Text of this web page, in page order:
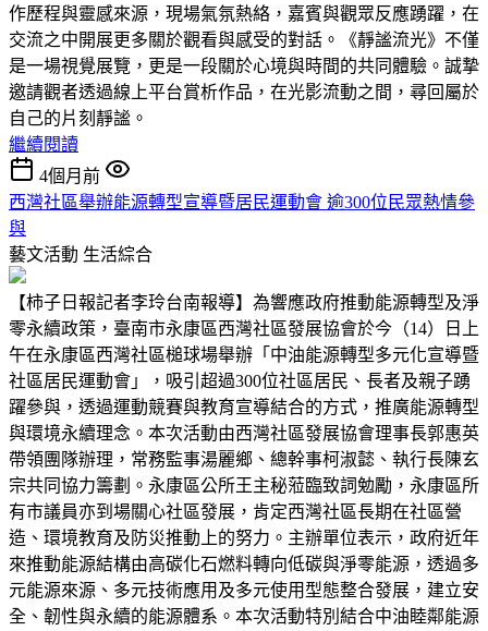
作歷程與靈感來源，現場氣氛熱絡，嘉賓與觀眾反應踴躍，在
交流之中開展更多關於觀看與感受的對話。《靜謐流光》不僅
是一場視覺展覽，更是一段關於心境與時間的共同體驗。誠摯
邀請觀者透過線上平台賞析作品，在光影流動之間，尋回屬於
自己的片刻靜謐。
繼續閱讀
4個月前
西灣社區舉辦能源轉型宣導暨居民運動會 逾300位民眾熱情參
與
藝文活動 生活綜合
【柿子日報記者李玲台南報導】為響應政府推動能源轉型及淨
零永續政策，臺南市永康區西灣社區發展協會於今（14）日上
午在永康區西灣社區槌球場舉辦「中油能源轉型多元化宣導暨
社區居民運動會」，吸引超過300位社區居民、長者及親子踴
躍參與，透過運動競賽與教育宣導結合的方式，推廣能源轉型
與環境永續理念。本次活動由西灣社區發展協會理事長郭惠英
帶領團隊辦理，常務監事湯麗鄉、總幹事柯淑懿、執行長陳玄
宗共同協力籌劃。永康區公所王主秘蒞臨致詞勉勵，永康區所
有市議員亦到場關心社區發展，肯定西灣社區長期在社區營
造、環境教育及防災推動上的努力。主辦單位表示，政府近年
來推動能源結構由高碳化石燃料轉向低碳與淨零能源，透過多
元能源來源、多元技術應用及多元使用型態整合發展，建立安
全、韌性與永續的能源體系。本次活動特別結合中油睦鄰能源